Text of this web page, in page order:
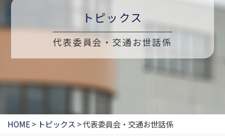
ス
プ
トピックス
代表委員会・交通お世話係
HOME> トピックス >代表委員会・交通お世話係